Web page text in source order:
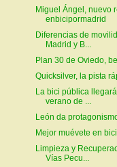
Miguel Ángel, nuevo
enbicipormadrid
Diferencias de
Madrid y B...
Plan 30 de Oviedo,
Quicksilver, la pista
La bici pública
verano de ...
León da
Mejor muévete en bici
Limpieza y
Vías Pecu...